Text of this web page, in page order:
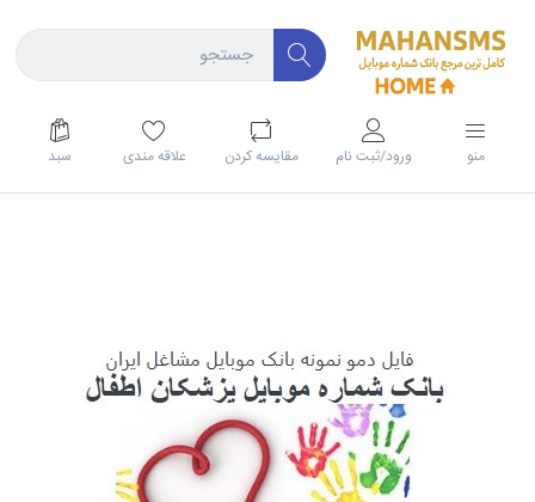
منو ورود/ثبت نام مقايسه كردن علاقه مندی سبد